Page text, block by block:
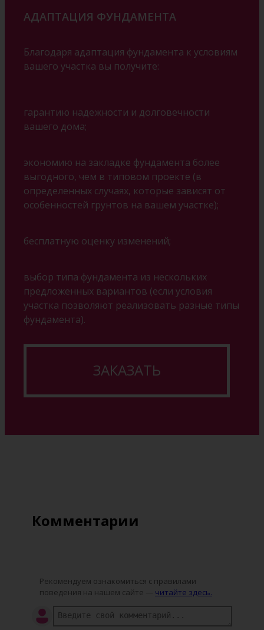
АДАПТАЦИЯ ФУНДАМЕНТА
Благодаря адаптация фундамента к условиям
вашего участка вы получите:
гарантию надежности и долговечности
вашего дома;
экономию на закладке фундамента более
выгодного, чем в типовом проекте (в
определенных случаях, которые зависят от
особенностей грунтов на вашем участке);
бесплатную оценку изменений;
выбор типа фундамента из нескольких
предложенных вариантов (если условия
участка позволяют реализовать разные типы
фундамента).
ЗАКАЗАТЬ
Комментарии
Рекомендуем ознакомиться с правилами
поведения на нашем сайте — читайте здесь.